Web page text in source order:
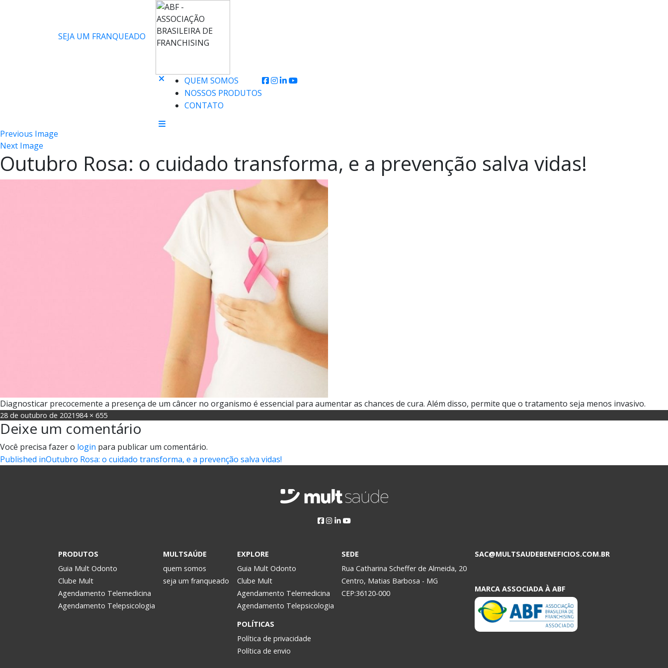
SEJA UM FRANQUEADO
QUEM SOMOS
NOSSOS PRODUTOS
CONTATO
Previous Image
Next Image
Outubro Rosa: o cuidado transforma, e a prevenção salva vidas!
Diagnosticar precocemente a presença de um câncer no organismo é essencial para aumentar as chances de cura. Além disso, permite que o tratamento seja menos invasivo.
Posted
on
28 de outubro de 2021Full
size
984 × 655
Deixe um comentário
Você precisa fazer o login para publicar um comentário.
Navegação
Published inOutubro Rosa: o cuidado transforma, e a prevenção salva vidas!
PRODUTOS
Guia Mult Odonto
Clube Mult
Agendamento Telemedicina
Agendamento Telepsicologia
MULTSAÚDE
quem somos
seja um franqueado
EXPLORE
Guia Mult Odonto
Clube Mult
Agendamento Telemedicina
Agendamento Telepsicologia
POLÍTICAS
Política de privacidade
Política de envio
SEDE
Rua Catharina Scheffer de Almeida, 20
Centro, Matias Barbosa - MG
CEP:36120-000
SAC@MULTSAUDEBENEFICIOS.COM.BR
MARCA ASSOCIADA À ABF